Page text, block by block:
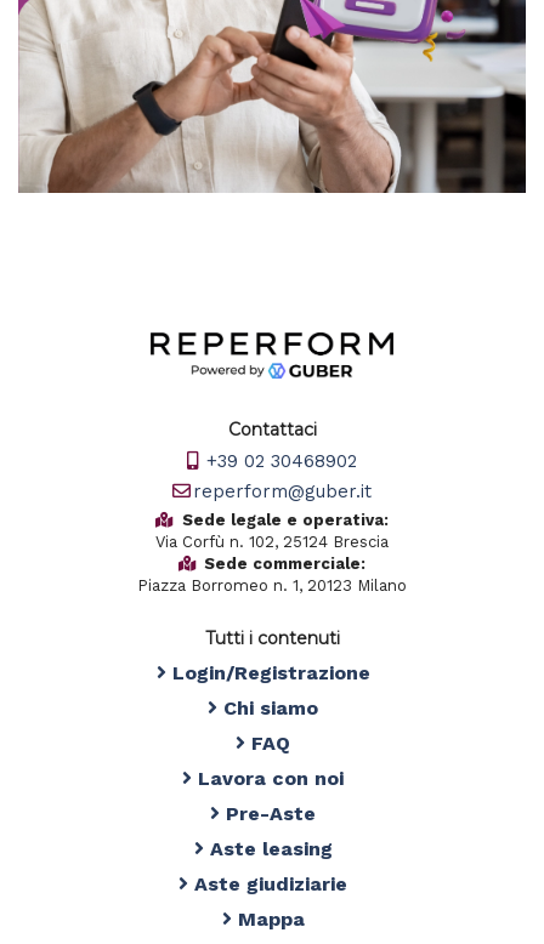
Contattaci
+39 02 30468902
reperform@guber.it
Sede legale e operativa:
Via Corfù n. 102, 25124 Brescia
Sede commerciale:
Piazza Borromeo n. 1, 20123 Milano
Tutti i contenuti
Login/Registrazione
Chi siamo
FAQ
Lavora con noi
Pre-Aste
Aste leasing
Aste giudiziarie
Mappa